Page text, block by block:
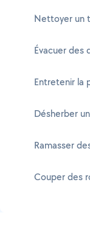
Nettoyer un
Évacuer des
Entretenir la
Désherber
Ramasser
Couper des